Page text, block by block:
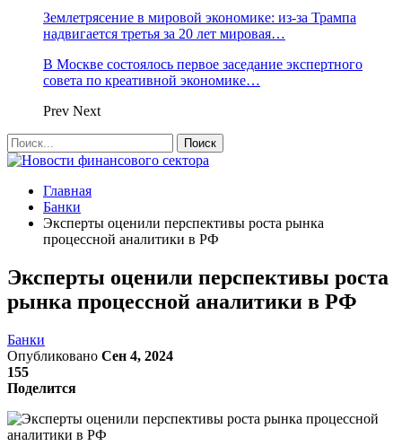
Землетрясение в мировой экономике: из-за Трампа
надвигается третья за 20 лет мировая…
В Москве состоялось первое заседание экспертного
совета по креативной экономике…
Prev Next
Главная
Банки
Эксперты оценили перспективы роста рынка
процессной аналитики в РФ
Эксперты оценили перспективы роста
рынка процессной аналитики в РФ
Банки
Опубликовано Сен 4, 2024
155
Поделится